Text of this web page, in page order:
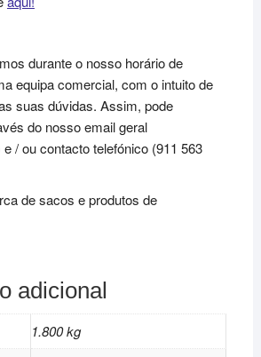
durante o nosso horário de
equipa comercial, com o intuito de
suas dúvidas. Assim, pode
do nosso email geral
/ ou contacto telefónico (911 563
de sacos e produtos de
adicional
1.800 kg